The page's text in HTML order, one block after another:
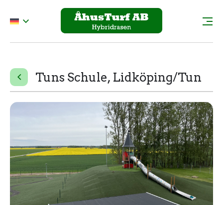
Tuns Schule, Lidköping/Tun